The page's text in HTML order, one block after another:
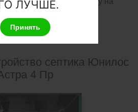
септика Юнилос
4 Пр
ЛУЧШЕ.
Принять